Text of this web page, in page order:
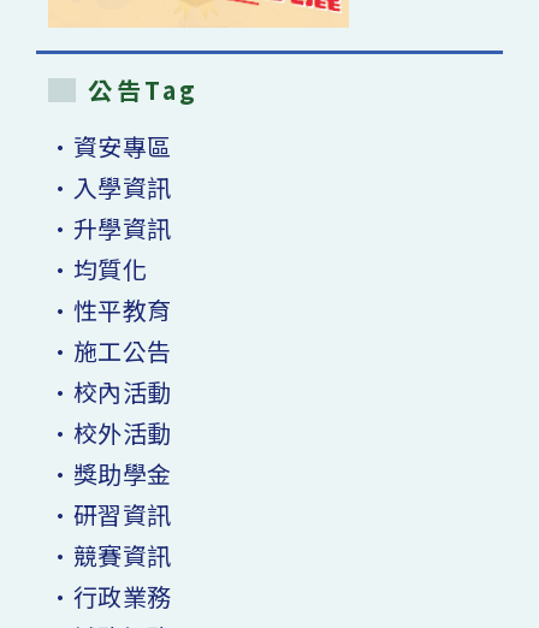
公告Tag
•資安專區
•入學資訊
•升學資訊
•均質化
•性平教育
•施工公告
•校內活動
•校外活動
•獎助學金
•研習資訊
•競賽資訊
•行政業務